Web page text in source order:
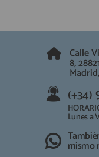
912
HORARIO de
Lunes a
También
Calle
8,
(+34)
Lunes a
mismo